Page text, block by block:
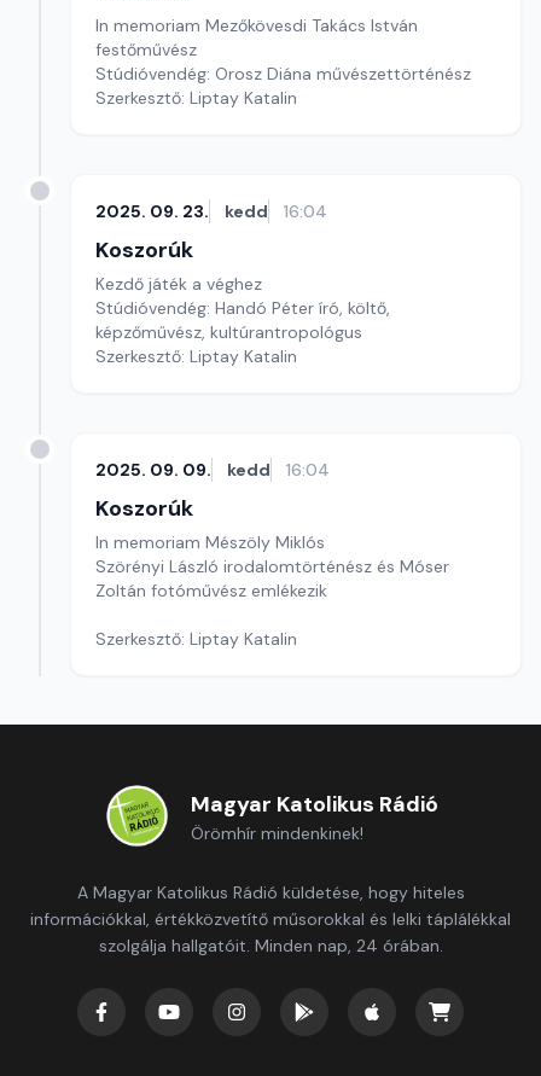
In memoriam Mezőkövesdi Takács István
festőművész
Stúdióvendég: Orosz Diána művészettörténész
Szerkesztő: Liptay Katalin
2025. 09. 23. kedd 16:04
Koszorúk
Kezdő játék a véghez
Stúdióvendég: Handó Péter író, költő,
képzőművész, kultúrantropológus
Szerkesztő: Liptay Katalin
2025. 09. 09. kedd 16:04
Koszorúk
In memoriam Mészöly Miklós
Szörényi László irodalomtörténész és Móser
Zoltán fotóművész emlékezik
Szerkesztő: Liptay Katalin
Magyar Katolikus Rádió
Örömhír mindenkinek!
A Magyar Katolikus Rádió küldetése, hogy hiteles
információkkal, értékközvetítő műsorokkal és lelki táplálékkal
szolgálja hallgatóit. Minden nap, 24 órában.